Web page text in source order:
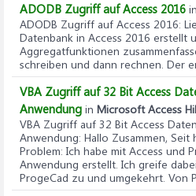
ADODB Zugriff auf Access 2016 in
ADODB Zugriff auf Access 2016:
Datenbank in Access 2016 erstellt
Aggregatfunktionen
schreiben und dann rechnen. Der
VBA Zugriff auf 32 Bit Access
Anwendung in Microsoft Access
VBA Zugriff auf 32 Bit Access
Anwendung: Hallo Zusammen,
Problem: Ich habe mit Access und
Anwendung erstellt. Ich greife
ProgeCad zu und umgekehrt. Von